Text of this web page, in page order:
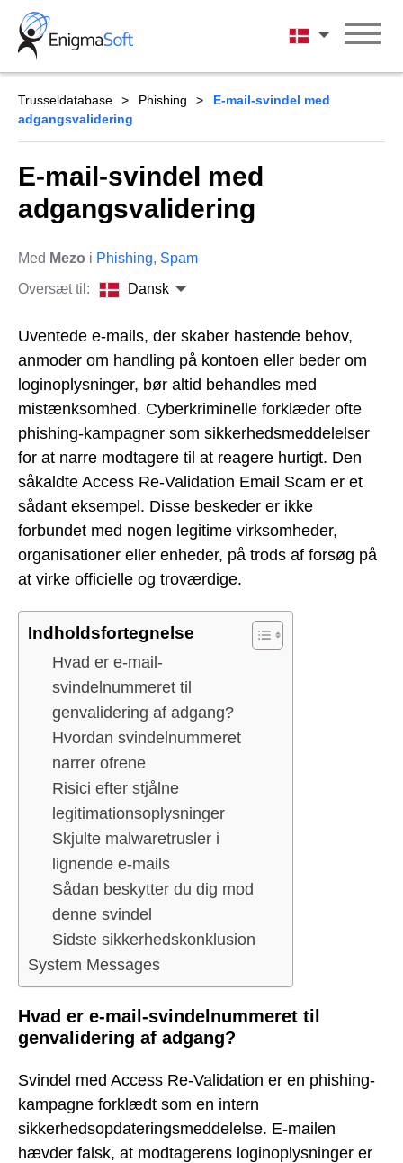
Skip
content
Dansk
Trusseldatabase Phishing
E-mail-svindel med
adgangsvalidering
E-mail-svindel med
adgangsvalidering
Med Mezo i Phishing, Spam
Oversæt til:
Dansk
Uventede e-mails, der skaber hastende behov,
anmoder om handling på kontoen eller beder om
loginoplysninger, bør altid behandles med
mistænksomhed. Cyberkriminelle forklæder ofte
phishing-kampagner som sikkerhedsmeddelelser
for at narre modtagere til at reagere hurtigt. Den
såkaldte Access Re-Validation Email Scam er et
sådant eksempel. Disse beskeder er ikke
forbundet med nogen legitime virksomheder,
organisationer eller enheder, på trods af forsøg på
at virke officielle og troværdige.
Indholdsfortegnelse
Hvad er e-mail-
svindelnummeret til
genvalidering af adgang?
Hvordan svindelnummeret
narrer ofrene
Risici efter stjålne
legitimationsoplysninger
Skjulte malwaretrusler i
lignende e-mails
Sådan beskytter du dig mod
denne svindel
Sidste sikkerhedskonklusion
System Messages
Hvad er e-mail-svindelnummeret til
genvalidering af adgang?
Svindel med Access Re-Validation er en phishing-
kampagne forklædt som en intern
sikkerhedsopdateringsmeddelelse. E-mailen
hævder falsk, at modtagerens loginoplysninger er